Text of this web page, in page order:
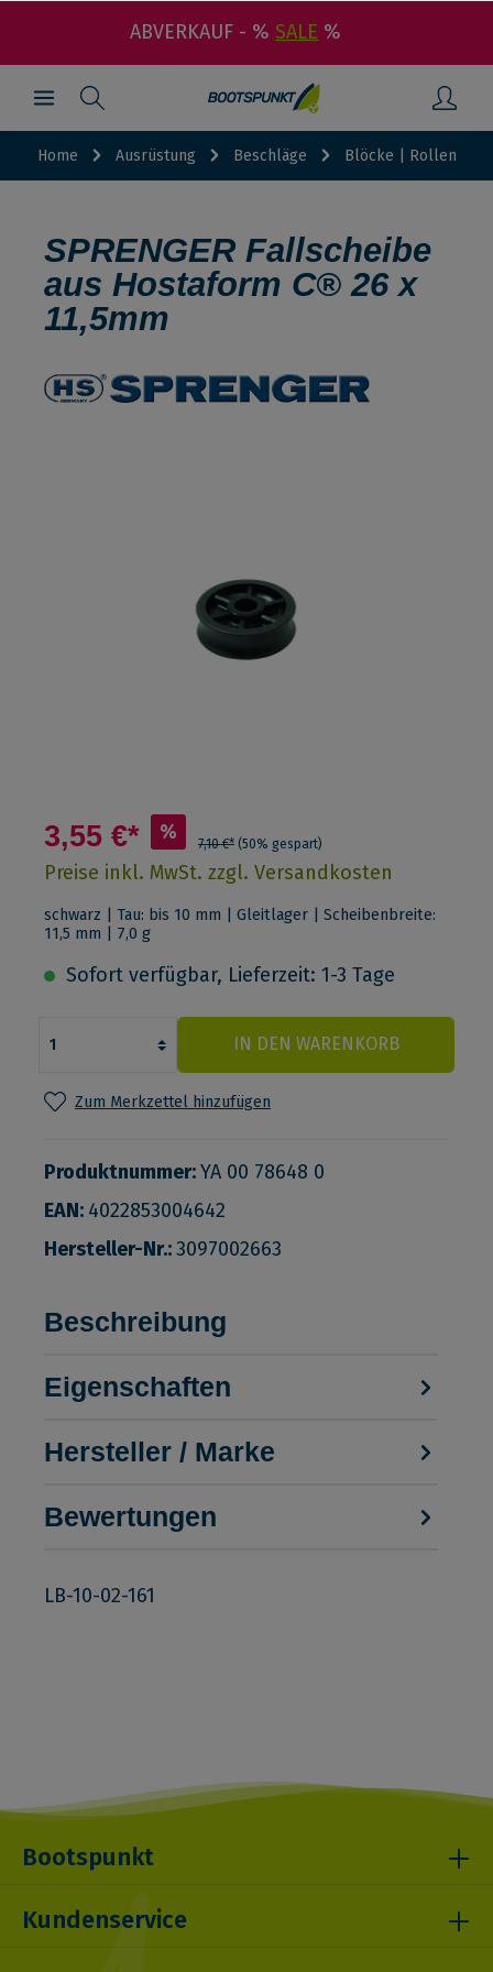
ABVERKAUF - % SALE %
Home Ausrüstung Beschläge Blöcke | Rollen
SPRENGER Fallscheibe
aus Hostaform C® 26 x
11,5mm
3,55 €* % 7,10 €* (50% gespart)
Preise inkl. MwSt. zzgl. Versandkosten
schwarz | Tau: bis 10 mm | Gleitlager | Scheibenbreite:
11,5 mm | 7,0 g
Sofort verfügbar, Lieferzeit: 1-3 Tage
IN DEN WARENKORB
Zum Merkzettel hinzufügen
Produktnummer:YA 00 78648 0
EAN: 4022853004642
Hersteller-Nr.:3097002663
Beschreibung
Eigenschaften
Hersteller / Marke
Bewertungen
LB-10-02-161
Bootspunkt
Kundenservice